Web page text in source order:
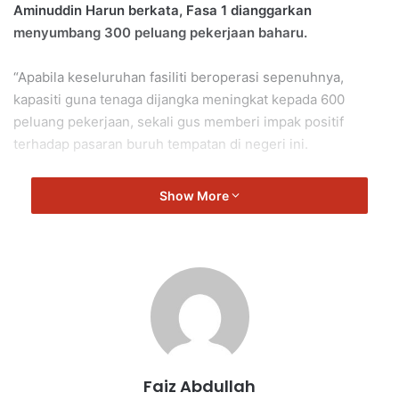
Aminuddin Harun berkata, Fasa 1 dianggarkan
menyumbang 300 peluang pekerjaan baharu.
“Apabila keseluruhan fasiliti beroperasi sepenuhnya,
kapasiti guna tenaga dijangka meningkat kepada 600
peluang pekerjaan, sekali gus memberi impak positif
terhadap pasaran buruh tempatan di negeri ini.
“Pada tahun 2026 ini, Negeri Sembilan dijangka mampu
meningkatkan kemasukan pelaburan bernilai RM8.0 bilion,
‘Tinggal, Bekerja dan Riadah’ di negeri tercinta ini,” ujar
Aminuddin tambah, menuju Rancangan Malaysia Ketiga
untuk meningkatkan lagi daya saing ekonomi negeri.
Show More
Faiz Abdullah